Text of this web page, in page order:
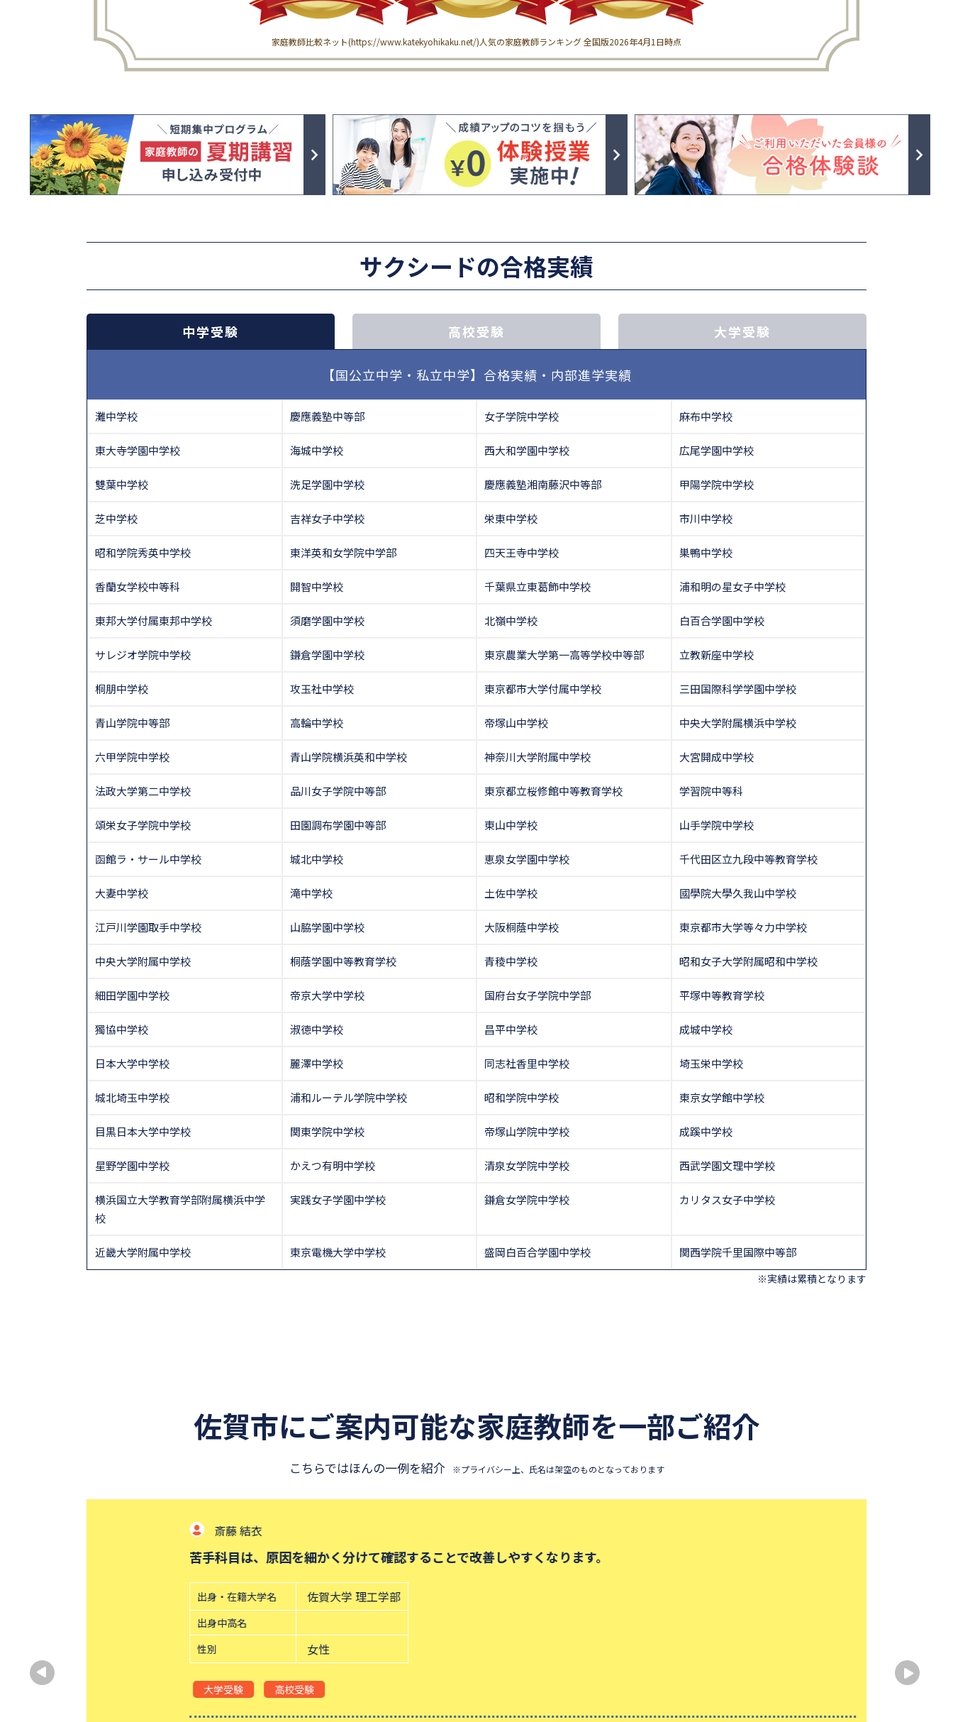
家庭教師比較ネット(https://www.katekyohikaku.net/)人気の家庭教師ランキング 全国版2026年4月1日時点
サクシードの合格実績
中学受験 高校受験 大学受験
【国公立中学・私立中学】合格実績・内部進学実績
灘中学校 慶應義塾中等部 女子学院中学校 麻布中学校
東大寺学園中学校 海城中学校 西大和学園中学校 広尾学園中学校
雙葉中学校 洗足学園中学校 慶應義塾湘南藤沢中等部 甲陽学院中学校
芝中学校 吉祥女子中学校 栄東中学校 市川中学校
昭和学院秀英中学校 東洋英和女学院中学部 四天王寺中学校 巣鴨中学校
香蘭女学校中等科 開智中学校 千葉県立東葛飾中学校 浦和明の星女子中学校
東邦大学付属東邦中学校 須磨学園中学校 北嶺中学校 白百合学園中学校
サレジオ学院中学校 鎌倉学園中学校 東京農業大学第一高等学校中等部 立教新座中学校
桐朋中学校 攻玉社中学校 東京都市大学付属中学校 三田国際科学学園中学校
青山学院中等部 高輪中学校 帝塚山中学校 中央大学附属横浜中学校
六甲学院中学校 青山学院横浜英和中学校 神奈川大学附属中学校 大宮開成中学校
法政大学第二中学校 品川女子学院中等部 東京都立桜修館中等教育学校 学習院中等科
頌栄女子学院中学校 田園調布学園中等部 東山中学校 山手学院中学校
函館ラ・サール中学校 城北中学校 恵泉女学園中学校 千代田区立九段中等教育学校
大妻中学校 滝中学校 土佐中学校 國學院大學久我山中学校
江戸川学園取手中学校 山脇学園中学校 大阪桐蔭中学校 東京都市大学等々力中学校
中央大学附属中学校 桐蔭学園中等教育学校 青稜中学校 昭和女子大学附属昭和中学校
細田学園中学校 帝京大学中学校 国府台女子学院中学部 平塚中等教育学校
獨協中学校 淑徳中学校 昌平中学校 成城中学校
日本大学中学校 麗澤中学校 同志社香里中学校 埼玉栄中学校
城北埼玉中学校 浦和ルーテル学院中学校 昭和学院中学校 東京女学館中学校
目黒日本大学中学校 関東学院中学校 帝塚山学院中学校 成蹊中学校
星野学園中学校 かえつ有明中学校 清泉女学院中学校 西武学園文理中学校
横浜国立大学教育学部附属横浜中学
校
実践女子学園中学校 鎌倉女学院中学校 カリタス女子中学校
近畿大学附属中学校 東京電機大学中学校 盛岡白百合学園中学校 関西学院千里国際中等部
※実績は累積となります
佐賀市にご案内可能な家庭教師を一部ご紹介
こちらではほんの一例を紹介 ※プライバシー上、氏名は架空のものとなっております
斎藤 結衣
苦手科目は、原因を細かく分けて確認することで改善しやすくなります。
出身・在籍大学名 佐賀大学 理工学部
出身中高名
高校受験